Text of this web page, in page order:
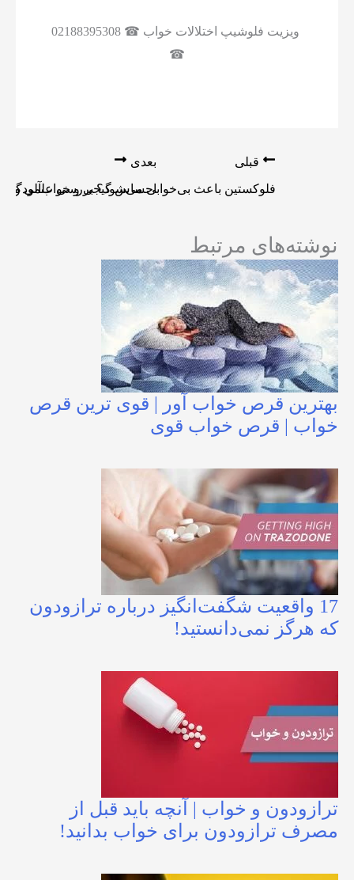
ویزیت فلوشیپ اختلالات خواب ☎ 02188395308
☎
قبلی
فلوکستین باعث بی‌خوابی می‌شود؟ بررسی علمی و
بعدی
احساس گیجی و خواب‌آلودگی:
نوشته‌های مرتبط
بهترین قرص خواب آور | قوی ترین قرص
خواب | قرص خواب قوی
17 واقعیت شگفت‌انگیز درباره ترازودون
که هرگز نمی‌دانستید!
ترازودون و خواب | آنچه باید قبل از
مصرف ترازودون برای خواب بدانید!